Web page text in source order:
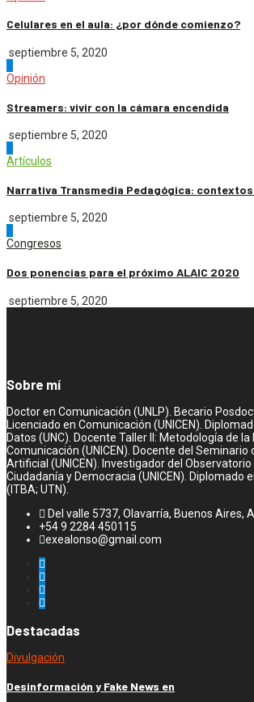
Celulares en el aula: ¿por dónde comienzo?
septiembre 5, 2020
Opinión
Streamers: vivir con la cámara encendida
septiembre 5, 2020
Artículos
Narrativa Transmedia Pedagógica:
septiembre 5, 2020
Congresos
Dos ponencias para el próximo ALAIC 2020
septiembre 5, 2020
Sobre mí
Doctor en Comunicación (UNLP). Becario
Licenciado en Comunicación (UNICEN).
Datos (UNC). Docente Taller II: Metodología de
Comunicación (UNICEN). Docente del Seminario
Artificial (UNICEN). Investigador del Observatorio
Ciudadanía y Democracia (UNICEN). Diplomado
(ITBA; UTN).
Del valle 5737, Olavarría, Buenos Aires,
+54 9 2284 450115
exealonso@gmail.com
Destacadas
Divulgación
Desinformación y Fake News en